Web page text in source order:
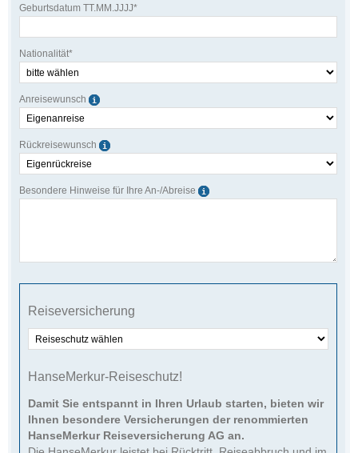
Geburtsdatum TT.MM.JJJJ*
Nationalität*
Anreisewunsch
Rückreisewunsch
Besondere Hinweise für Ihre An-/Abreise
Reisever­sicherung
HanseMerkur-Reiseschutz!
Damit Sie entspannt in Ihren Urlaub starten, bieten wir
Ihnen besondere Versicherungen der renommierten
HanseMerkur Reiseversicherung AG an.